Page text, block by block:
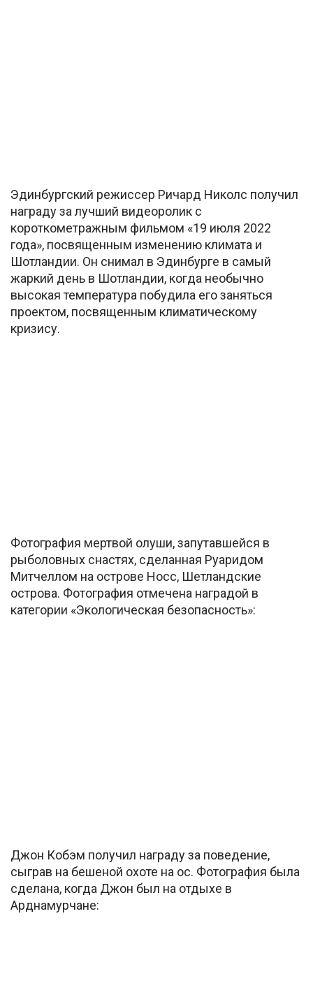
Эдинбургский режиссер Ричард Николс получил
награду за лучший видеоролик с
короткометражным фильмом «19 июля 2022
года», посвященным изменению климата и
Шотландии. Он снимал в Эдинбурге в самый
жаркий день в Шотландии, когда необычно
высокая температура побудила его заняться
проектом, посвященным климатическому
кризису.
Фотография мертвой олуши, запутавшейся в
рыболовных снастях, сделанная Руаридом
Митчеллом на острове Носс, Шетландские
острова. Фотография отмечена наградой в
категории «Экологическая безопасность»:
Джон Кобэм получил награду за поведение,
сыграв на бешеной охоте на ос. Фотография была
сделана, когда Джон был на отдыхе в
Арднамурчане: